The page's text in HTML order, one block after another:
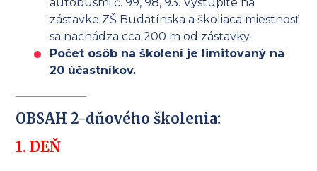
zástavke ZŠ Budatínska a školiaca miestnosť
sa nachádza cca 200 m od zástavky.
Počet osôb na školení je limitovaný na
20 účastníkov.
OBSAH 2-dňového školenia:
1. DEŇ